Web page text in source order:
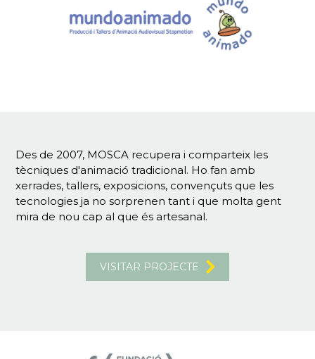
Des de 2007, MOSCA recupera i comparteix les
tècniques d'animació tradicional. Ho fan amb
xerrades, tallers, exposicions, convençuts que les
tecnologies ja no sorprenen tant i que molta gent
mira de nou cap al que és artesanal.
VISITAR PROJECTE